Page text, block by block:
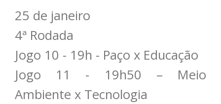
25 de janeiro
4ª Rodada
Jogo 10 - 19h - Paço x Educação
Jogo 11 - 19h50 – Meio
Ambiente x Tecnologia